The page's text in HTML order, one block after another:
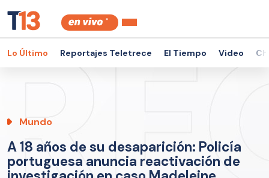
Lo Último Reportajes Teletrece El Tiempo Video
Mundo
A 18 años de su desaparición: Policía
portuguesa anuncia reactivación de